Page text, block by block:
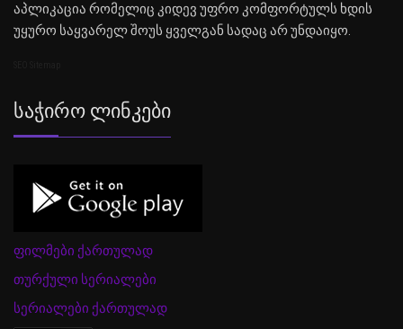
აპლიკაცია რომელიც კიდევ უფრო კომფორტულს ხდის
უყურო საყვარელ შოუს ყველგან სადაც არ უნდაიყო.
Საჭირო Ლინკები
ფილმები ქართულად
თურქული სერიალები
სერიალები ქართულად